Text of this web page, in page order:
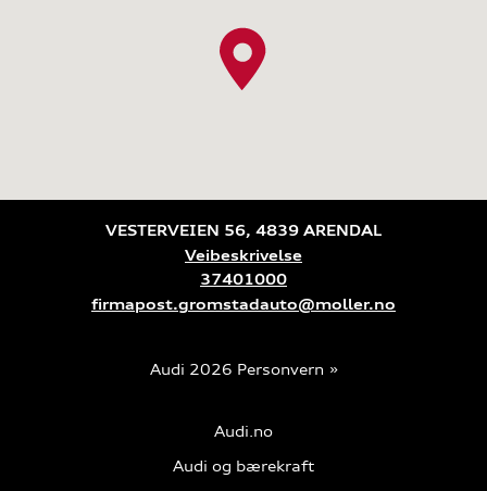
VESTERVEIEN 56, 4839 ARENDAL
Veibeskrivelse
37401000
firmapost.gromstadauto@moller.no
Audi 2026 Personvern
Audi.no
Audi og bærekraft